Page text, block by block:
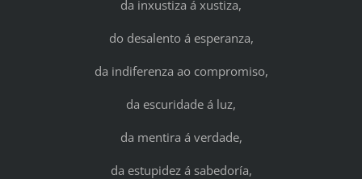
da inxustiza á xustiza,
do desalento á esperanza,
da indiferenza ao compromiso,
da escuridade á luz,
da mentira á verdade,
da estupidez á sabedoría,